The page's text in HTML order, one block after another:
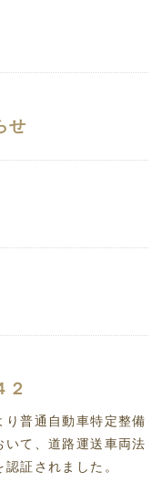
せ
普通自動車特定整備
て、道路運送車両法
証されました。